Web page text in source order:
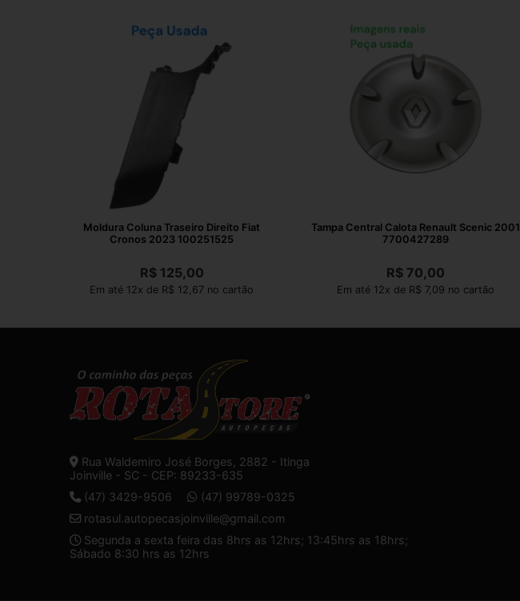
Moldura Coluna Traseiro Direito Fiat
Cronos 2023 100251525
R$125,00
Em até 12x de R$ 12,67 no cartão
Tampa Central Calota Renault Scenic 2001
7700427289
R$ 70,00
Em até 12x de R$ 7,09 no cartão
Rua Waldemiro José Borges, 2882 - Itinga
Joinville - SC - CEP: 89233-635
(47) 3429-9506
(47) 99789-0325
rotasul.autopecasjoinville@gmail.com
Segunda a sexta feira das 8hrs as 12hrs; 13:45hrs as 18hrs;
Sábado 8:30 hrs as 12hrs